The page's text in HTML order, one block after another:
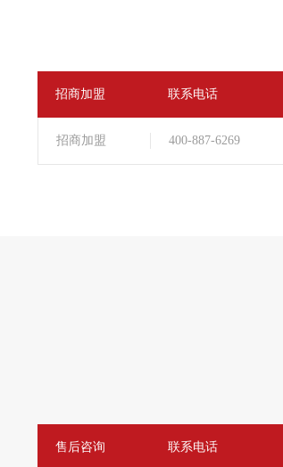
招商加盟 联系电话
招商加盟 400-887-6269
售后咨询 联系电话